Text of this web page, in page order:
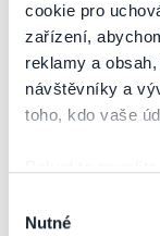
cookie pro
zařízení,
reklamy a
návštěvníky a
toho, kdo vaše
které mohou
souhlasu
Nutné